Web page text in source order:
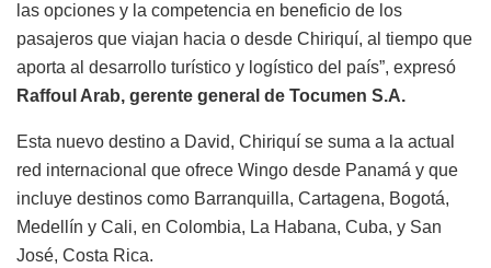
las opciones y la competencia en beneficio de los
pasajeros que viajan hacia o desde Chiriquí, al tiempo que
aporta al desarrollo turístico y logístico del país”, expresó
Raffoul Arab, gerente general de Tocumen S.A.
Esta nuevo destino a David, Chiriquí se suma a la actual
red internacional que ofrece Wingo desde Panamá y que
incluye destinos como Barranquilla, Cartagena, Bogotá,
Medellín y Cali, en Colombia, La Habana, Cuba, y San
José, Costa Rica.